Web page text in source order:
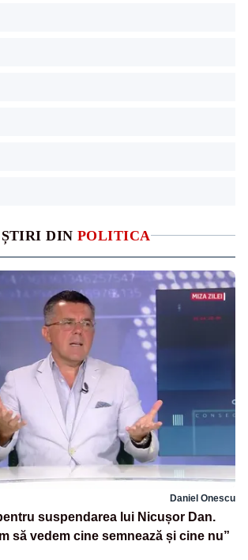
DIN POLITICA
Daniel Onescu
suspendarea lui Nicușor Dan.
să vedem cine semnează și cine nu”